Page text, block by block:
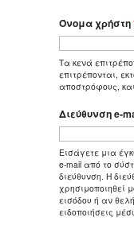
Όνομα χρήστη
Τα κενά
επιτρέπονται,
αποστρόφους,
Διεύθυνση e-
Εισάγετε μια
e-mail από το
διεύθυνση. Η
χρησιμοποιηθεί
εισόδου ή αν
ειδοποιήσεις